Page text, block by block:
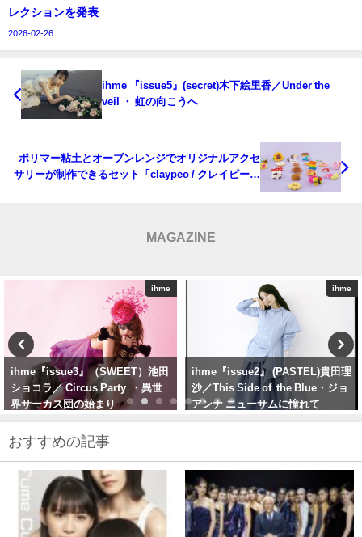
レクションを発表
2026-02-26
ihme 『issue5』(secret)木下絵里香／Under the
veil ・ 虹の向こうへ
ポリマー粘土とオーブンレンジでオリジナルアクセ
サリーが制作できるセット「claypeo / クレイピー」
MAGAZINE
ihme
ihme『issue2』 (PASTEL)貴田理
沙／This Side of the Blue・ジョ
アンナ ニューサムに憧れて
ihme
ihme 『issue6』 (sentimental)古
田愛理／Teen Spirit・10代の現在
地点
おすすめの記事